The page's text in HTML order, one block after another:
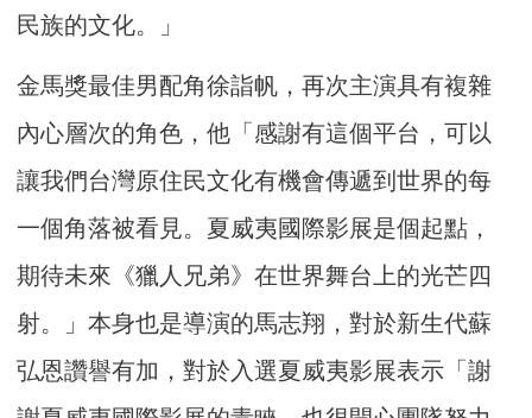
民族的文化。」
金馬獎最佳男配角徐詣帆，再次主演具有複雜
內心層次的角色，他「感謝有這個平台，可以
讓我們台灣原住民文化有機會傳遞到世界的每
一個角落被看見。夏威夷國際影展是個起點，
期待未來《獵人兄弟》在世界舞台上的光芒四
射。」本身也是導演的馬志翔，對於新生代蘇
弘恩讚譽有加，對於入選夏威夷影展表示「謝